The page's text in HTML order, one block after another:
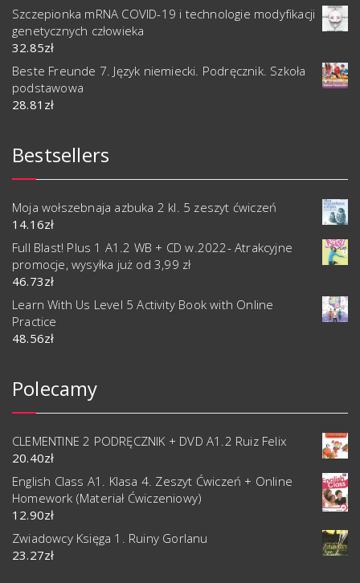
Szczepionka mRNA COVID-19 i technologie modyfikacji
genetycznych człowieka
32.85zł
Beste Freunde 7. Język niemiecki. Podręcznik. Szkoła
podstawowa
28.81 zł
Bestsellers
Moja wołszebnaja azbuka 2 kl. 5 zeszyt ćwiczeń
14.16zł
Full Blast! Plus 1 A1.2 WB + CD w.2022- Atrakcyjne
promocje, wysyłka już od 3,99 zł
46.73zł
Learn With Us Level 5 Activity Book with Online
Practice
48.56zł
Polecamy
CLEMENTINE 2 PODRĘCZNIK + DVD A1.2 Ruiz Felix
20.40zł
English Class A1. Klasa 4. Zeszyt Ćwiczeń + Online
Homework (Materiał Ćwiczeniowy)
12.90zł
Zwiadowcy Księga 1. Ruiny Gorlanu
23.27zł